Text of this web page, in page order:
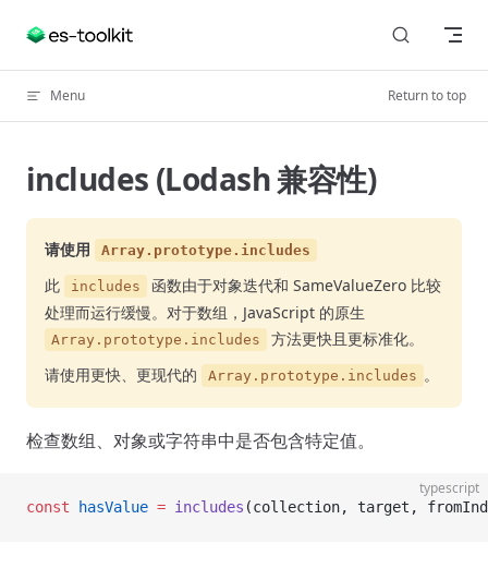
Skip to content
Menu Return to top
includes (Lodash 兼容性)
请使用 Array.prototype.includes
此 includes
函数由于对象迭代和 SameValueZero 比较
处理而运行缓慢。对于数组，JavaScript 的原生
Array.prototype.includes
方法更快且更标准化。
请使用更快、更现代的
Array.prototype.includes 。
检查数组、对象或字符串中是否包含特定值。
typescript
const hasValue = includes (collection, target,